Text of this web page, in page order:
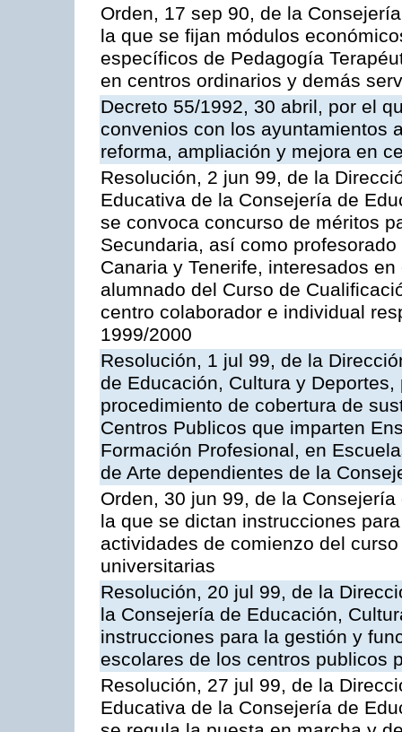
Orden, 17 sep 90, de la
la que se fijan módulos
específicos de Pedagogía
en centros ordinarios y demás
Decreto 55/1992, 30 abril, por el
convenios con los ayuntamientos
reforma, ampliación y mejora en
Resolución, 2 jun 99, de la
Educativa de la Consejería de
se convoca concurso de méritos
Secundaria, así como
Canaria y Tenerife, interesados
alumnado del Curso de
centro colaborador e individual
1999/2000
Resolución, 1 jul 99, de la
de Educación, Cultura y
procedimiento de cobertura de
Centros Publicos que imparten
Formación Profesional, en
de Arte dependientes de la
Orden, 30 jun 99, de la
la que se dictan instrucciones
actividades de comienzo del
universitarias
Resolución, 20 jul 99, de la
la Consejería de Educación,
instrucciones para la gestión y
escolares de los centros publicos
Resolución, 27 jul 99, de la
Educativa de la Consejería de